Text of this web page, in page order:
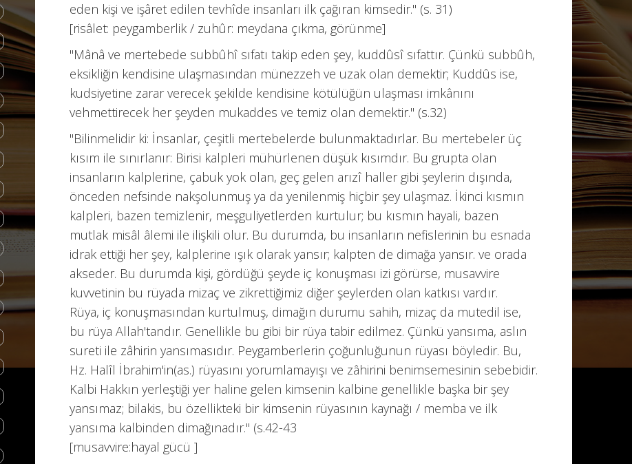
eden kişi ve işâret edilen tevhîde insanları ilk çağıran kimsedir." (s. 31)
[risâlet: peygamberlik / zuhûr: meydana çıkma, görünme]
"Mânâ ve mertebede subbûhî sıfatı takip eden şey, kuddûsî sıfattır. Çünkü subbûh,
eksikliğin kendisine ulaşmasından münezzeh ve uzak olan demektir; Kuddûs ise,
kudsiyetine zarar verecek şekilde kendisine kötülüğün ulaşması imkânını
vehmettirecek her şeyden mukaddes ve temiz olan demektir." (s.32)
"Bilinmelidir ki: İnsanlar, çeşitli mertebelerde bulunmaktadırlar. Bu mertebeler üç
kısım ile sınırlanır: Birisi kalpleri mühürlenen düşük kısımdır. Bu grupta olan
insanların kalplerine, çabuk yok olan, geç gelen arızî haller gibi şeylerin dışında,
önceden nefsinde nakşolunmuş ya da yenilenmiş hiçbir şey ulaşmaz. İkinci kısmın
kalpleri, bazen temizlenir, meşguliyetlerden kurtulur; bu kısmın hayali, bazen
mutlak misâl âlemi ile ilişkili olur. Bu durumda, bu insanların nefislerinin bu esnada
idrak ettiği her şey, kalplerine ışık olarak yansır; kalpten de dimağa yansır. ve orada
akseder. Bu durumda kişi, gördüğü şeyde iç konuşması izi görürse, musavvire
kuvvetinin bu rüyada mizaç ve zikrettiğimiz diğer şeylerden olan katkısı vardır.
Rüya, iç konuşmasından kurtulmuş, dimağın durumu sahih, mizaç da mutedil ise,
bu rüya Allah'tandır. Genellikle bu gibi bir rüya tabir edilmez. Çünkü yansıma, aslın
sureti ile zâhirin yansımasıdır. Peygamberlerin çoğunluğunun rüyası böyledir. Bu,
Hz. Halîl İbrahim'in(as.) rüyasını yorumlamayışı ve zâhirini benimsemesinin sebebidir.
Kalbi Hakkın yerleştiği yer haline gelen kimsenin kalbine genellikle başka bir şey
yansımaz; bilakis, bu özellikteki bir kimsenin rüyasının kaynağı / memba ve ilk
yansıma kalbinden dimağınadır." (s.42-43
[musavvire:hayal gücü ]